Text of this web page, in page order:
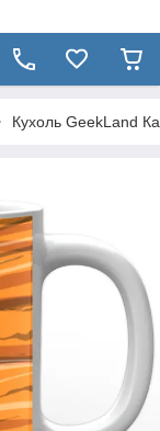
Кухоль GeekLand